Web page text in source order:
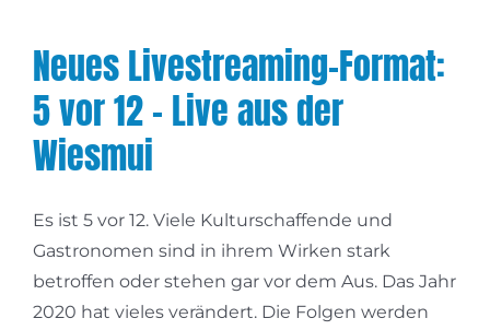
Neues Livestreaming-Format:
5 vor 12 – Live aus der
Wiesmui
Es ist 5 vor 12. Viele Kulturschaffende und
Gastronomen sind in ihrem Wirken stark
betroffen oder stehen gar vor dem Aus. Das Jahr
2020 hat vieles verändert. Die Folgen werden